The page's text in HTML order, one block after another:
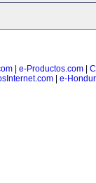
e-Productos.com
e-